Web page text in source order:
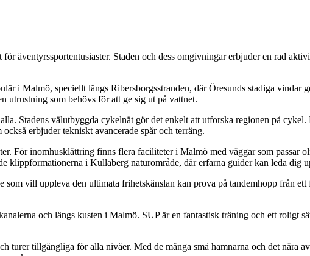
äventyrssportentusiaster. Staden och dess omgivningar erbjuder en rad
i Malmö, speciellt längs Ribersborgsstranden, där Öresunds stadiga vindar
utrustning som behövs för att ge sig ut på vattnet.
Stadens välutbyggda cykelnät gör det enkelt att utforska regionen på
erbjuder tekniskt avancerade spår och terräng.
För inomhusklättring finns flera faciliteter i Malmö med väggar som passar
i Kullaberg naturområde, där erfarna guider kan leda dig
vill uppleva den ultimata frihetskänslan kan prova på tandemhopp från
och längs kusten i Malmö. SUP är en fantastisk träning och ett roligt
tillgängliga för alla nivåer. Med de många små hamnarna och det nära